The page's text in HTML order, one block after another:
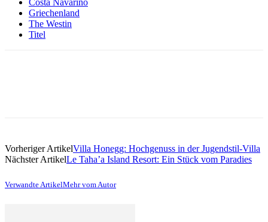
Griechenland
The Westin
Titel
Vorheriger ArtikelVilla Honegg: Hochgenuss in der Jugendstil-Villa
Nächster ArtikelLe Taha’a Island Resort: Ein Stück vom Paradies
Verwandte ArtikelMehr vom Autor